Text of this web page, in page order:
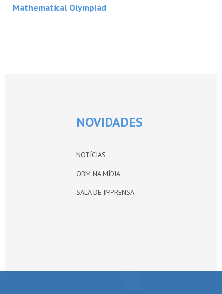
NOVIDADES
NOTÍCIAS
OBM NA MÍDIA
SALA DE IMPRENSA
Mathematical Olympiad